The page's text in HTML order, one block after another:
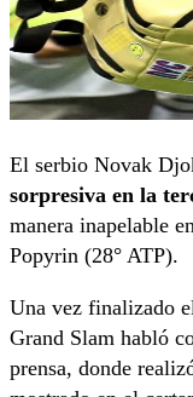
El serbio Novak
sorpresiva en la
manera inapelable
Popyrin (28° ATP).
Una vez finalizado
Grand Slam habló
prensa, donde